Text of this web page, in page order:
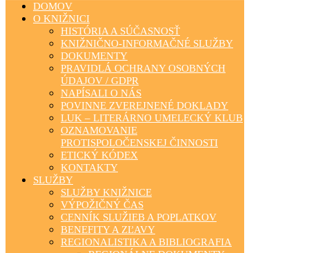
DOMOV
O KNIŽNICI
HISTÓRIA A SÚČASNOSŤ
KNIŽNIČNO-INFORMAČNÉ SLUŽBY
DOKUMENTY
PRAVIDLÁ OCHRANY OSOBNÝCH
ÚDAJOV / GDPR
NAPÍSALI O NÁS
POVINNE ZVEREJNENÉ DOKLADY
LUK – LITERÁRNO UMELECKÝ KLUB
OZNAMOVANIE
PROTISPOLOČENSKEJ ČINNOSTI
ETICKÝ KÓDEX
KONTAKTY
SLUŽBY
SLUŽBY KNIŽNICE
VÝPOŽIČNÝ ČAS
CENNÍK SLUŽIEB A POPLATKOV
BENEFITY A ZĽAVY
REGIONALISTIKA A BIBLIOGRAFIA